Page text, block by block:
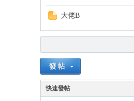
大佬B
快速發帖